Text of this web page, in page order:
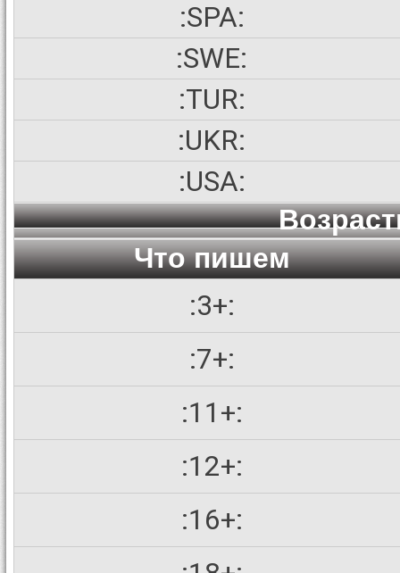
:SPA:
:SWE:
:TUR:
:UKR:
:USA:
Что пишем
:3+:
:7+:
:11+:
:12+:
:16+: